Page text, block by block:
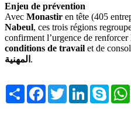
Enjeu de prévention
Avec Monastir en tête (405
Nabeul, ces trois régions
confirment l’urgence de renforcer
conditions de travail et de
المهنية .
Share FacebookTwitterLinkedInSkype